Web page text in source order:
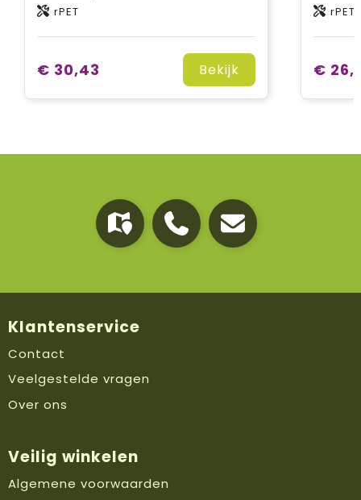
rPET
€ 30,43 Bekijk
rPET
€
Klantenservice
Contact
Veelgestelde vragen
Over ons
Veilig winkelen
Algemene voorwaarden